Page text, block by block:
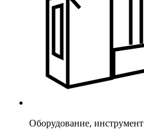
Оборудование, инструмент